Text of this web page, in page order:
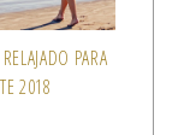
PARA
2018